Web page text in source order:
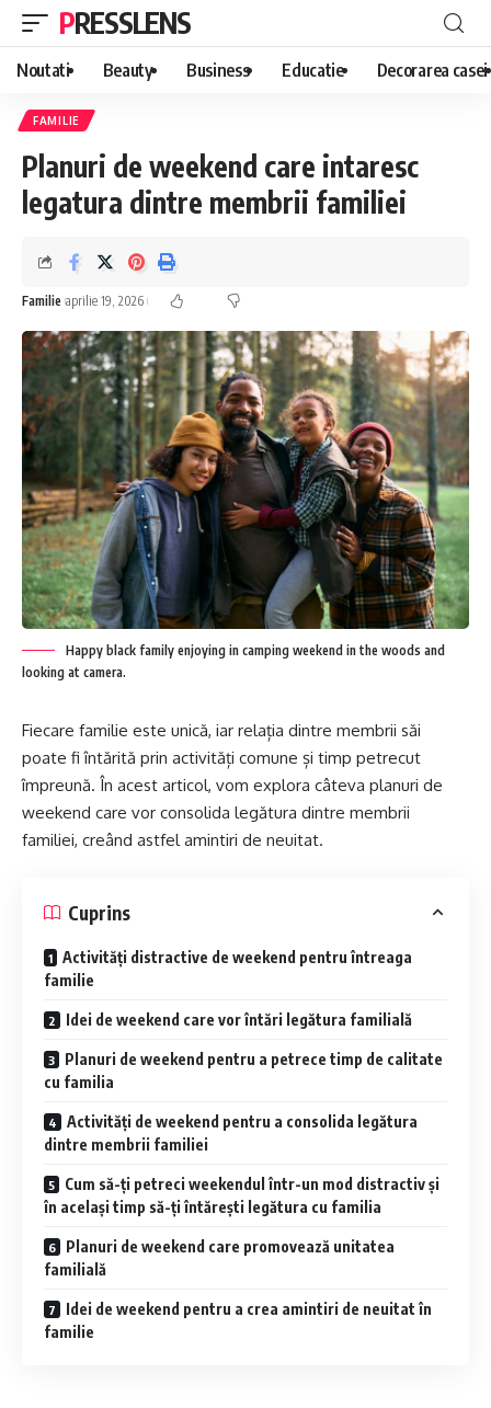
PRESSLENS
Noutati Beauty Business Educatie Decorarea casei
FAMILIE
Planuri de weekend care intaresc
legatura dintre membrii familiei
Familie aprilie 19, 2026
Happy black family enjoying in camping weekend in the woods and
looking at camera.
Fiecare familie este unică, iar relația dintre membrii săi
poate fi întărită prin activități comune și timp petrecut
împreună. În acest articol, vom explora câteva planuri de
weekend care vor consolida legătura dintre membrii
familiei, creând astfel amintiri de neuitat.
Cuprins
Activități distractive de weekend pentru întreaga
familie
Idei de weekend care vor întări legătura familială
Planuri de weekend pentru a petrece timp de calitate
cu familia
Activități de weekend pentru a consolida legătura
dintre membrii familiei
Cum să-ți petreci weekendul într-un mod distractiv și
în același timp să-ți întărești legătura cu familia
Planuri de weekend care promovează unitatea
familială
Idei de weekend pentru a crea amintiri de neuitat în
familie